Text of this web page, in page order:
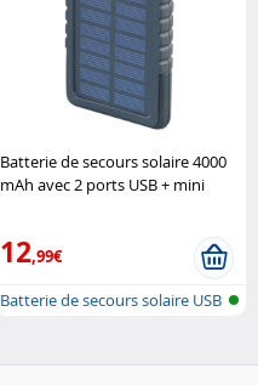
Batterie de secours solaire 4000
mAh avec 2 ports USB + mini
12,99€
Batterie de secours solaire USB